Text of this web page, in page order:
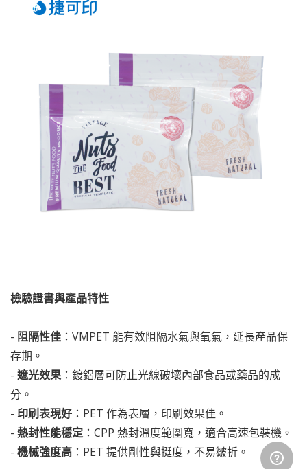
檢驗證書與產品特性
- 阻隔性佳 ：VMPET 能有效阻隔水氣與氧氣，延長產品保
存期。
- 遮光效果 ：鍍鋁層可防止光線破壞內部食品或藥品的成
分。
- 印刷表現好 ：PET 作為表層，印刷效果佳。
- 熱封性能穩定 ：CPP 熱封溫度範圍寬，適合高速包裝機。
- 機械強度高 ：PET 提供剛性與挺度，不易皺折。